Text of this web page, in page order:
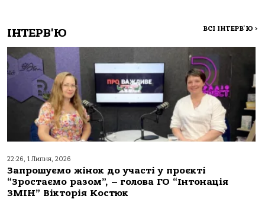
ІНТЕРВ'Ю ВСІ ІНТЕРВ'Ю >
22:26, 1 Липня, 2026
Запрошуємо жінок до участі у проєкті
“Зростаємо разом”, – голова ГО “Інтонація
ЗМІН” Вікторія Костюк